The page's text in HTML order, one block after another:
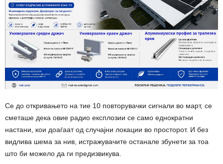
Се до откривањето на тие 10 повторувачки сигнали во март, се
сметаше дека овие радио експлозии се само еднократни
настани, кои доаѓаат од случајни локации во просторот. И без
видлива шема за нив, истражувачите останале збунети за тоа
што би можело да ги предизвикува.